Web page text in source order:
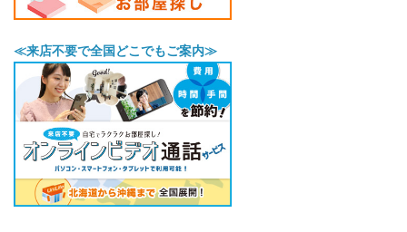
≪来店不要で全国どこでもご案内≫